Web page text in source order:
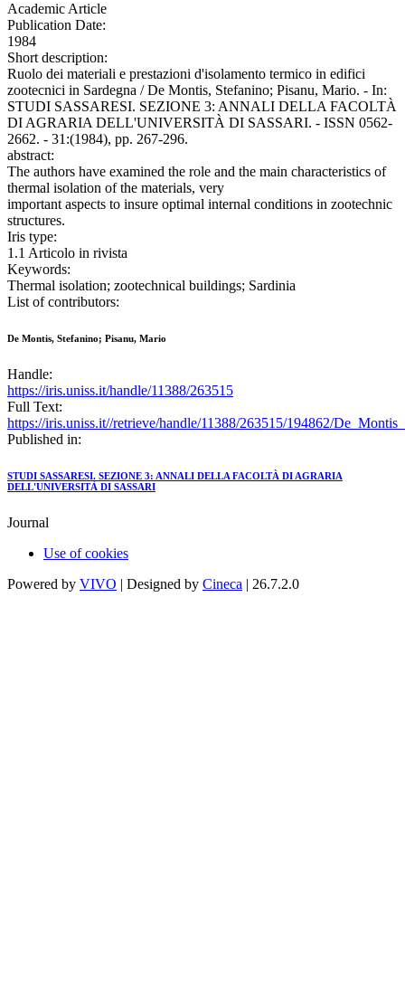
Academic Article
Publication Date:
1984
Short description:
Ruolo dei materiali e prestazioni d'isolamento termico in edifici
zootecnici in Sardegna / De Montis, Stefanino; Pisanu, Mario. - In:
STUDI SASSARESI. SEZIONE 3: ANNALI DELLA FACOLTÀ
DI AGRARIA DELL'UNIVERSITÀ DI SASSARI. - ISSN 0562-
2662. - 31:(1984), pp. 267-296.
abstract:
The authors have examined the role and the main characteristics of
thermal isolation of the materials, very
important aspects to insure optimal internal conditions in zootechnic
structures.
Iris type:
1.1 Articolo in rivista
Keywords:
Thermal isolation; zootechnical buildings; Sardinia
List of contributors:
De Montis, Stefanino; Pisanu, Mario
Handle:
https://iris.uniss.it/handle/11388/263515
Full Text:
https://iris.uniss.it//retrieve/handle/11388/263515/194862/
Published in:
STUDI SASSARESI. SEZIONE 3: ANNALI DELLA FACOLTÀ DI AGRARIA
DELL'UNIVERSITÀ DI SASSARI
Journal
Use of cookies
Powered by VIVO | Designed by Cineca | 26.7.2.0